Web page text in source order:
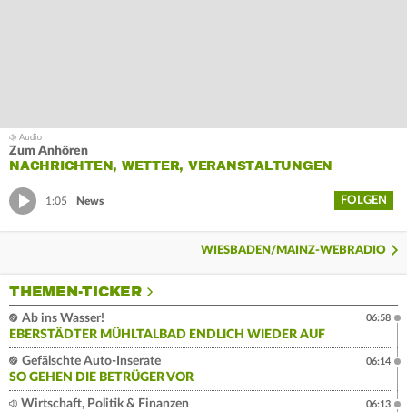
Zum Anhören
NACHRICHTEN, WETTER, VERANSTALTUNGEN
1:05 News FOLGEN
WIESBADEN/MAINZ-WEBRADIO
THEMEN-TICKER
Ab ins Wasser!
EBERSTÄDTER MÜHLTALBAD ENDLICH WIEDER AUF
06:58
Gefälschte Auto-Inserate
SO GEHEN DIE BETRÜGER VOR
06:14
Wirtschaft, Politik & Finanzen
06:13